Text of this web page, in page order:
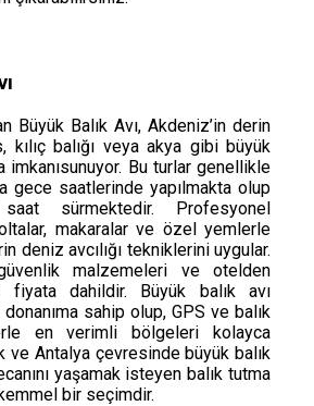
Büyük Balık Avı, Akdeniz’in derin
kılıç balığı veya akya gibi büyük
imkanısunuyor. Bu turlar genellikle
gece saatlerinde yapılmakta olup
sürmektedir. Profesyonel
makaralar ve özel yemlerle
deniz avcılığı tekniklerini uygular.
malzemeleri ve otelden
fiyata dahildir. Büyük balık avı
sahip olup, GPS ve balık
en verimli bölgeleri kolayca
ve Antalya çevresinde büyük balık
yaşamak isteyen balık tutma
bir seçimdir.